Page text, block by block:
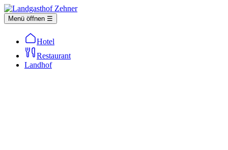
Menü öffnen ☰
Hotel
Restaurant
Landhof